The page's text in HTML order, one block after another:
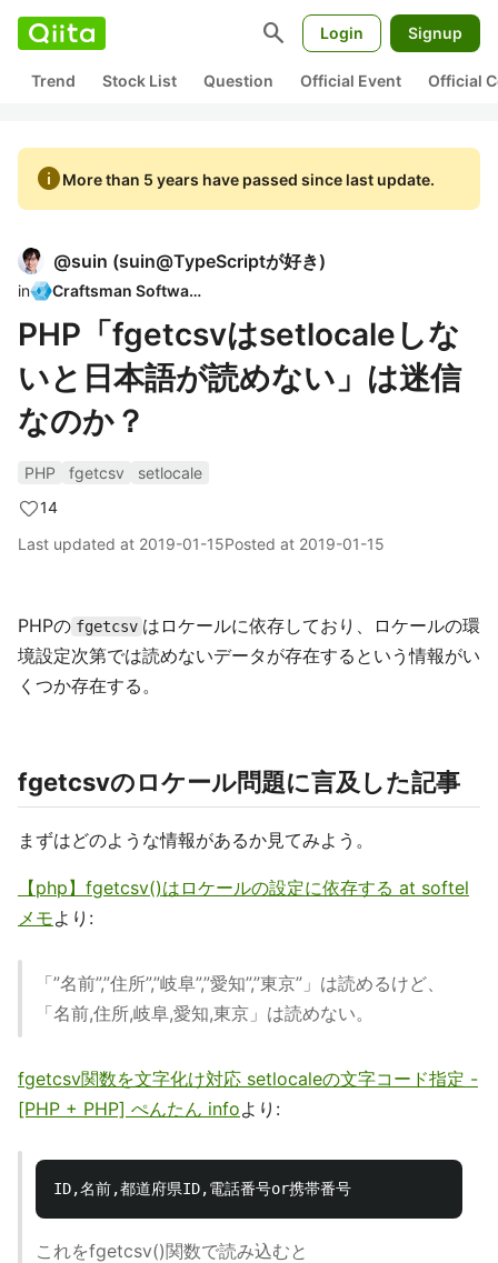
search Login Signup
Trend Stock List Question Official Event Official
infoMore than 5 years have passed since last update.
@suin (suin@TypeScriptが好き)
in Craftsman Software
PHP「fgetcsvはsetlocaleしな
いと日本語が読めない」は迷信
なのか？
PHP fgetcsv
setlocale
14
Last updated at 2019-01-15Posted at 2019-01-15
PHPの fgetcsv はロケールに依存しており、ロケールの環
境設定次第では読めないデータが存在するという情報がい
くつか存在する。
fgetcsvのロケール問題に言及した記事
まずはどのような情報があるか見てみよう。
【php】fgetcsv()はロケールの設定に依存する at softel
メモより:
「”名前”,”住所”,”岐阜”,”愛知”,”東京”」は読めるけど、
「名前,住所,岐阜,愛知,東京」は読めない。
fgetcsv関数を文字化け対応 setlocaleの文字コード指定 -
[PHP + PHP] ぺんたん infoより:
これをfgetcsv()関数で読み込むと